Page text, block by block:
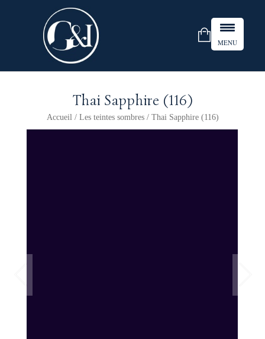
Thai Sapphire (116)
Accueil/ Les teintes sombres/ Thai Sapphire (116)
MENU